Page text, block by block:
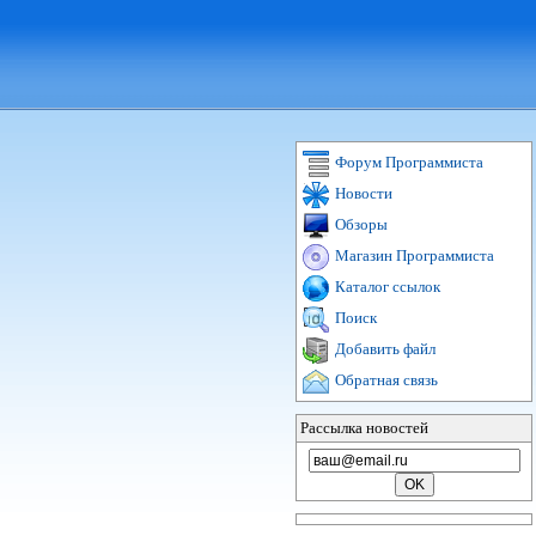
Форум Программиста
Новости
Обзоры
Магазин Программиста
Каталог ссылок
Поиск
Добавить файл
Обратная связь
Рассылка новостей